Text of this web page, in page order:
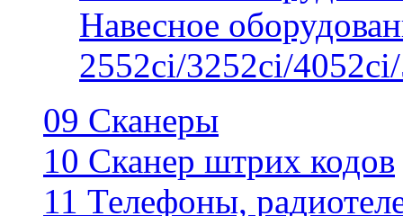
Навесное
2552ci/3252ci/
09 Сканеры
10 Сканер штрих кодов
11 Телефоны,